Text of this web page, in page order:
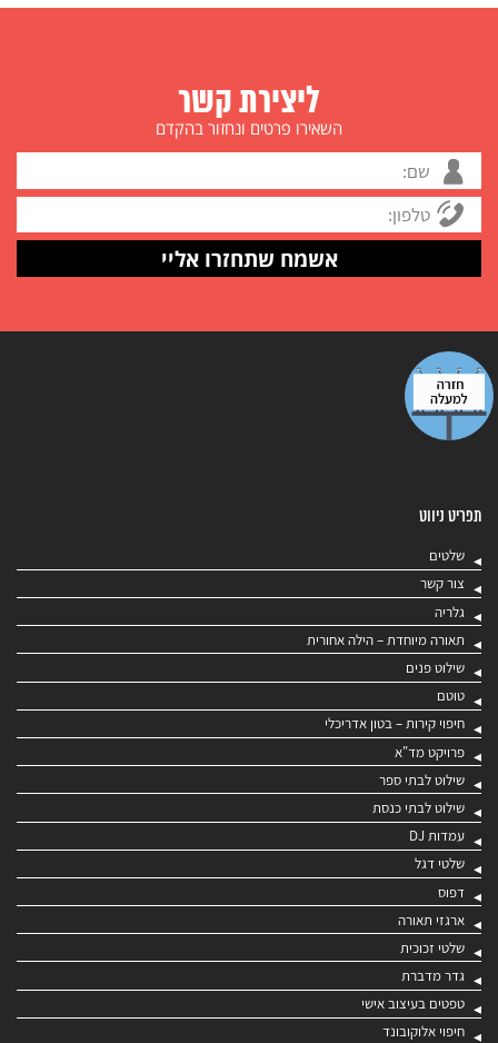
ליצירת קשר
השאירו פרטים ונחזור בהקדם
תפריט ניווט
שלטים
צור קשר
גלריה
תאורה מיוחדת – הילה אחורית
שילוט פנים
טוטם
חיפוי קירות – בטון אדריכלי
פרויקט מד"א
שילוט לבתי ספר
שילוט לבתי כנסת
עמדות DJ
שלטי דגל
דפוס
ארגזי תאורה
שלטי זכוכית
גדר מדברת
טפטים בעיצוב אישי
חיפוי אלוקובונד